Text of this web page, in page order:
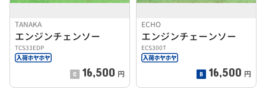
TANAKA
エンジンチェンソー
TCS33EDP
16,500 円
ECHO
エンジンチェーンソー
ECS300T
16,500 円